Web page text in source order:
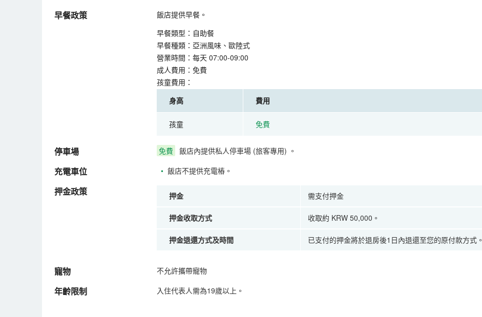
早餐政策
飯店提供早餐。
早餐類型：自助餐
早餐種類：亞洲風味、歐陸式
營業時間：每天 07:00-09:00
成人費用：免費
孩童費用：
身高
費用
孩童 免費
停車場 免費 飯店內提供私人停車場 (旅客專用) 。
充電車位 • 飯店不提供充電樁。
押金政策 押金 需支付押金
押金收取方式 收取約 KRW 50,000。
押金退還方式及時間 已支付的押金將於退房後1日內退還至您的原付款方式。
寵物 不允許攜帶寵物
年齡限制 入住代表人需為19歲以上。